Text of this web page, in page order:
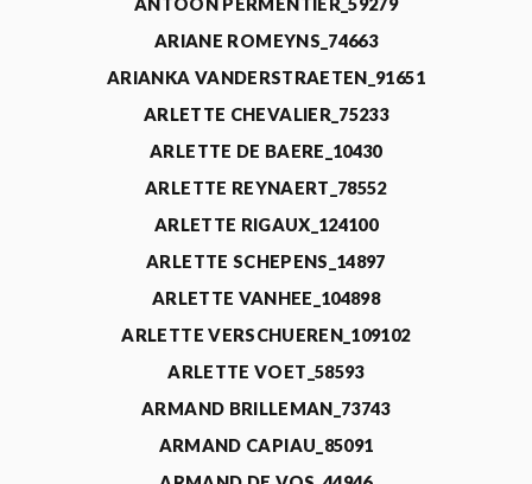
ANTOON PERMENTIER_59279
ARIANE ROMEYNS_74663
ARIANKA VANDERSTRAETEN_91651
ARLETTE CHEVALIER_75233
ARLETTE DE BAERE_10430
ARLETTE REYNAERT_78552
ARLETTE RIGAUX_124100
ARLETTE SCHEPENS_14897
ARLETTE VANHEE_104898
ARLETTE VERSCHUEREN_109102
ARLETTE VOET_58593
ARMAND BRILLEMAN_73743
ARMAND CAPIAU_85091